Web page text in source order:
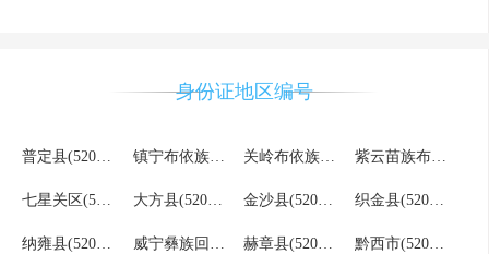
身份证地区编号
普定县(520422) 镇宁布依族苗族自治县(520423) 关岭布依族苗族自治县(520424) 紫云苗族布依族自治县(520425)
七星关区(520502) 大方县(520521) 金沙县(520523) 织金县(520524)
纳雍县(520525) 威宁彝族回族苗族自治县(520526) 赫章县(520527) 黔西市(520581)